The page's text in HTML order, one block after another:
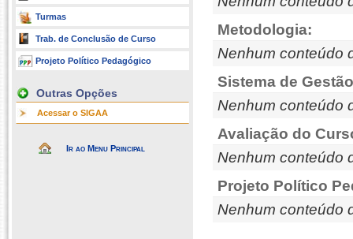
Turmas
Trab. de Conclusão de Curso
Projeto Político Pedagógico
Outras Opções
Acessar o SIGAA
Ir ao Menu Principal
Metodologia:
Nenhum conteúdo
Sistema de
Nenhum conteúdo
Avaliação do
Nenhum conteúdo
Projeto Político
Nenhum conteúdo